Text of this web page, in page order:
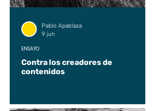
Contra los creadores de
contenidos
ENSAYO
Pablo Apablaza
9 jun